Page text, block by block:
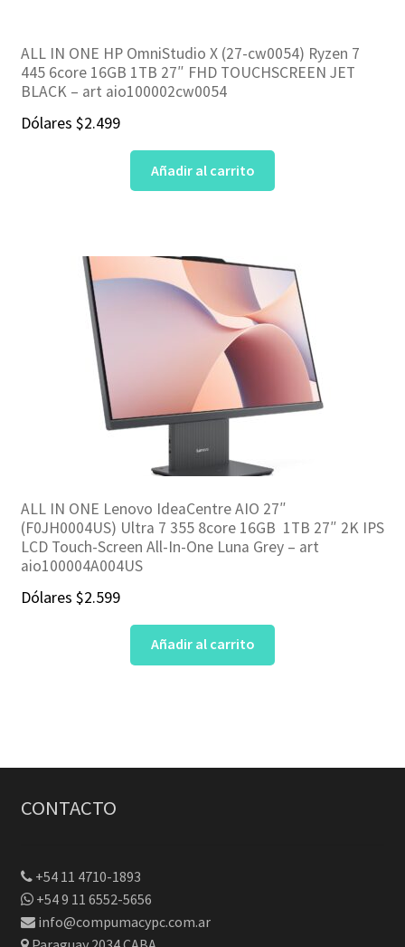
ALL IN ONE HP OmniStudio X (27-cw0054) Ryzen 7
445 6core 16GB 1TB 27″ FHD TOUCHSCREEN JET
BLACK – art aio100002cw0054
Dólares $2.499
Añadir al carrito
ALL IN ONE Lenovo IdeaCentre AIO 27″
(F0JH0004US) Ultra 7 355 8core 16GB 1TB 27″ 2K IPS
LCD Touch-Screen All-In-One Luna Grey – art
aio100004A004US
Dólares $2.599
Añadir al carrito
CONTACTO
+54 11 4710-1893
+54 9 11 6552-5656
info@compumacypc.com.ar